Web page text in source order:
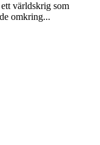
världskrig som
omkring...